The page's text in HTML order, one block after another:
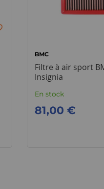
BMC
Filtre à air sport
Insignia
En stock
81,00 €